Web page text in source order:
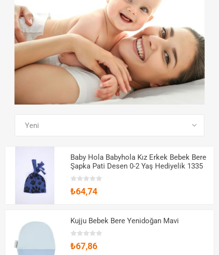
SEE ALL PRODUCTS
Baby Hola Babyhola Kız Erkek Bebek Bere
Şapka Pati Desen 0-2 Yaş Hediyelik 1335
₺64,74
Kujju Bebek Bere Yenidoğan Mavi
₺67,86